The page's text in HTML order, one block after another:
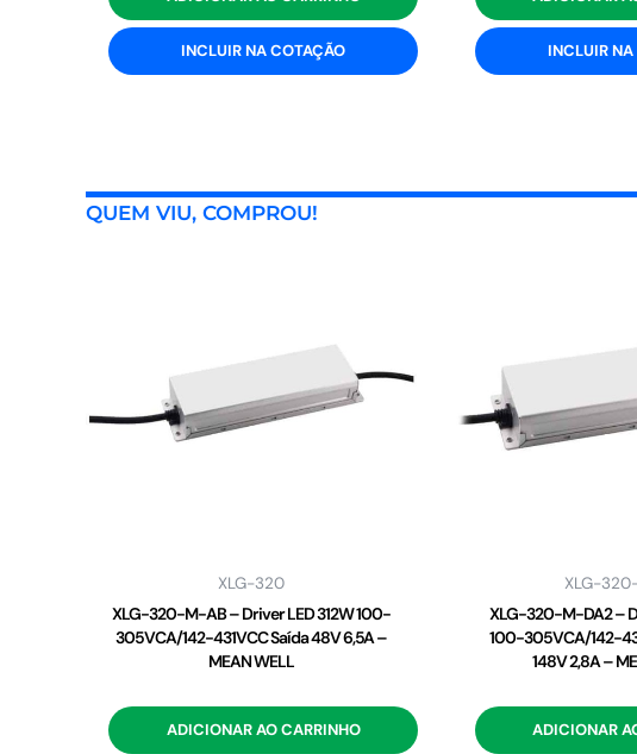
INCLUIR NA COTAÇÃO INCLUIR
QUEM VIU, COMPROU!
XLG-320
XLG-320-M-AB – Driver LED 312W 100-
305VCA/142-431VCC Saída 48V 6,5A –
MEAN WELL
ADICIONAR AO CARRINHO
XLG-
XLG-320-M-DA2 –
100-305VCA/142-
148V 2,8A –
ADICIONAR